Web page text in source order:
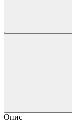
Опис